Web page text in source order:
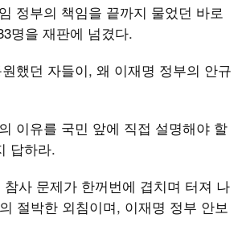
정부의 책임을 끝까지 물었던 바로
명을 재판에 넘겼다.
했던 자들이, 왜 이재명 정부의 안규
이유를 국민 앞에 직접 설명해야 할
답하라.
사 문제가 한꺼번에 겹치며 터져 나
절박한 외침이며, 이재명 정부 안보